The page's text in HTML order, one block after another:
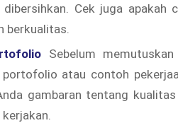
Cek juga apakah
berkualitas.
Sebelum
atau contoh
gambaran tentang